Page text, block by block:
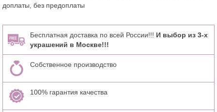
доплаты, без предоплаты
Бесплатная доставка по всей России!!! И выбор из 3-х
украшений в Москве!!!
Собственное производство
100% гарантия качества